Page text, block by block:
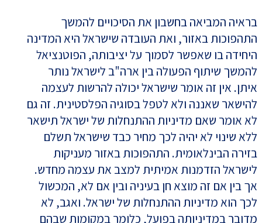
בראיה המביאה בחשבון את הסיכויים להמשך
התהפוכות באזור, ואת העובדה שישראל היא המדינה
היחידה בו שאפשר לסמוך על יציבותה, הפוטנציאל
להמשך שיתוף הפעולה בין ארה"ב לישראל נותר
איתן. אין זה אומר שישראל יכולה להרשות לעצמה
להישאר שאננה ולא לטפל בסוגיה הפלסטינית. זה גם
לא אומר שאם מדיניות ההתנחלות של ישראל תישאר
ללא שינוי לא יהיה לכך מחיר כבד שישראל תשלם
בזירה הבינלאומית. התהפוכות באזור מעניקות
לישראל הזדמנות אמיתית למצב את עצמה מחדש.
אך בין אם זה מוצא חן בעיניה ובין אם לא, המכשול
לכך הוא מדיניות ההתנחלות של ישראל. ואגב, לא
מדובר במדיניותה בפועל, כלומר במקומות שבהם